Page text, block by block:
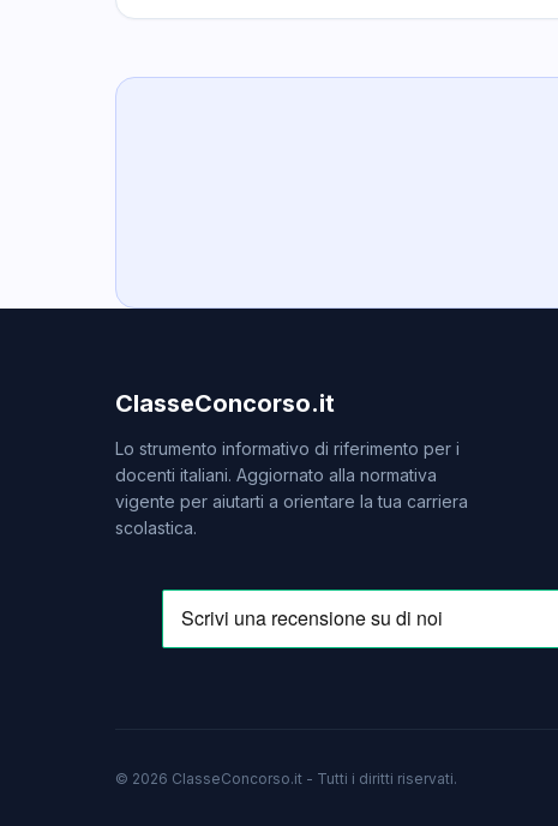
ClasseConcorso.it
Lo strumento informativo di riferimento per i
docenti italiani. Aggiornato alla normativa
vigente per aiutarti a orientare la tua carriera
scolastica.
© 2026 ClasseConcorso.it - Tutti i diritti riservati.